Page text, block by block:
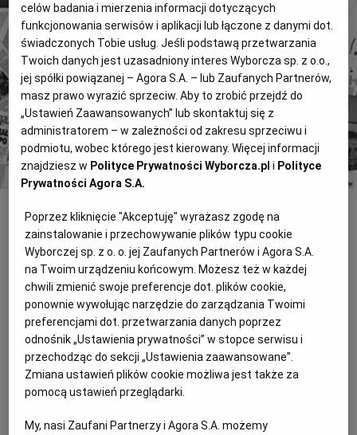
Zyskaj dostęp do archiwalnych treści "Gazety
Wyborczej".
Znajdź historie, których szukasz.
Kup dostęp
lub Zaloguj się
INNE
Było głośno na Muszli Fest
BYDGOSZCZ.WYBORCZA.PL Było głośno na Muszli Fest Fani
mocnych brzmień, głównie punk rocka i metalu, bawili się w
piątek i sobotę na Muszli Fest w Myślęcinku. Dużym wydarzeniem
Bombowo i zjawiskowo
HUSARZE NA KRYWLANACH Bombowo i zjawiskowo 333. rocznica
bitwy pod Wiedniem była wstępem do plenerowej imprezy.
Rekonstrukcję walk z XVII wieku przedstawiono w czterech
celów badania i mierzenia informacji dotyczących
funkcjonowania serwisów i aplikacji lub łączone z danymi dot.
świadczonych Tobie usług. Jeśli podstawą przetwarzania
Twoich danych jest uzasadniony interes Wyborcza sp. z o.o.,
jej spółki powiązanej – Agora S.A. – lub Zaufanych Partnerów,
masz prawo wyrazić sprzeciw. Aby to zrobić przejdź do
„Ustawień Zaawansowanych” lub skontaktuj się z
administratorem – w zależności od zakresu sprzeciwu i
podmiotu, wobec którego jest kierowany. Więcej informacji
znajdziesz w Polityce Prywatności Wyborcza.pl i Polityce
Prywatności Agora S.A.
Poprzez kliknięcie "Akceptuję" wyrażasz zgodę na
zainstalowanie i przechowywanie plików typu cookie
Wyborczej sp. z o. o. jej Zaufanych Partnerów i Agora S.A.
na Twoim urządzeniu końcowym. Możesz też w każdej
chwili zmienić swoje preferencje dot. plików cookie,
ponownie wywołując narzędzie do zarządzania Twoimi
preferencjami dot. przetwarzania danych poprzez
odnośnik „Ustawienia prywatności” w stopce serwisu i
przechodząc do sekcji „Ustawienia zaawansowane”.
Zmiana ustawień plików cookie możliwa jest także za
pomocą ustawień przeglądarki.
My, nasi Zaufani Partnerzy i Agora S.A. możemy